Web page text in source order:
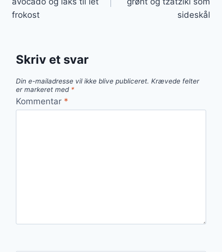
frokost
sideskål
Skriv et svar
Din e-mailadresse vil ikke blive publiceret. Krævede felter
er markeret med *
Kommentar *